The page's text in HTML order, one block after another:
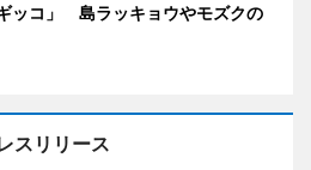
ッコ」 島ラッキョウやモズクの
スリリース